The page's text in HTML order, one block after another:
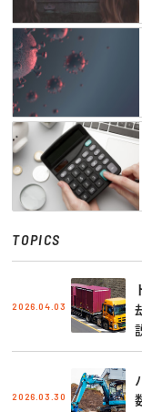
TOPICS
2026.04.03
2026.03.30